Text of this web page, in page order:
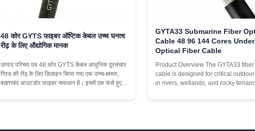
48 कोर GYTS फाइबर ऑप्टिक केबल उच्च घनत्व
रीढ़ के लिए औद्योगिक मानक
उत्पाद परिचय यह 48 कोर GYTS केबल आधुनिक दूरसंचार
ग्रिड की रीढ़ के लिए डिज़ाइन किया गया एक उच्च-क्षमता,
बख़्तरबंद आउटडोर फाइबर समाधान है। इसमें एक फंसे हुए
GYTA33 Submarine Fiber
Cable 48 96 144 Cores
Optical Fiber Cable
Product Overview The GYTA33
cable is designed for critical
in rivers, wetlands, and rocky
...